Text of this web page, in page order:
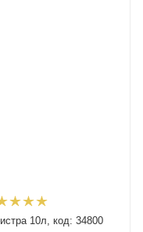
10л, код: 34800